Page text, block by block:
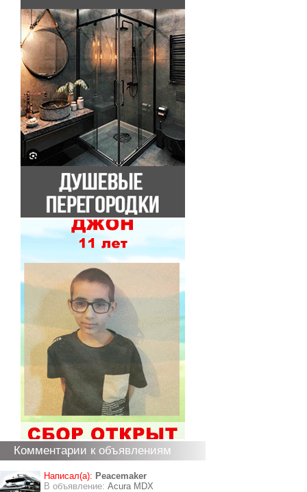
Комментарии к объявлениям
Написал(а): Peacemaker
В объявление: Acura MDX